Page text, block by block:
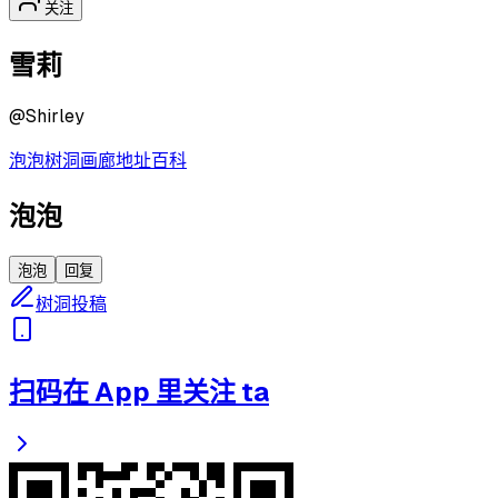
关注
雪莉
@Shirley
泡泡树洞画廊地址百科
泡泡
泡泡 回复
树洞投稿
扫码在 App 里关注 ta